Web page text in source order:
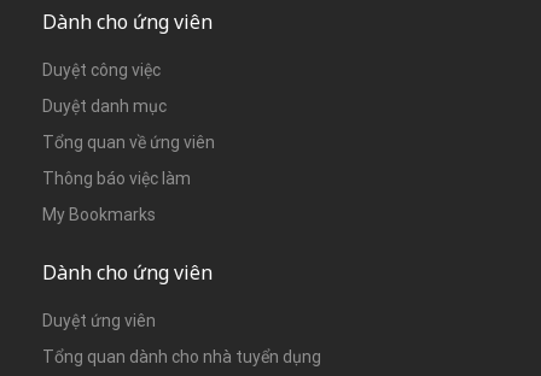
Dành cho ứng viên
Duyệt công việc
Duyệt danh mục
Tổng quan về ứng viên
Thông báo việc làm
My Bookmarks
Dành cho ứng viên
Duyệt ứng viên
Tổng quan dành cho nhà tuyển dụng